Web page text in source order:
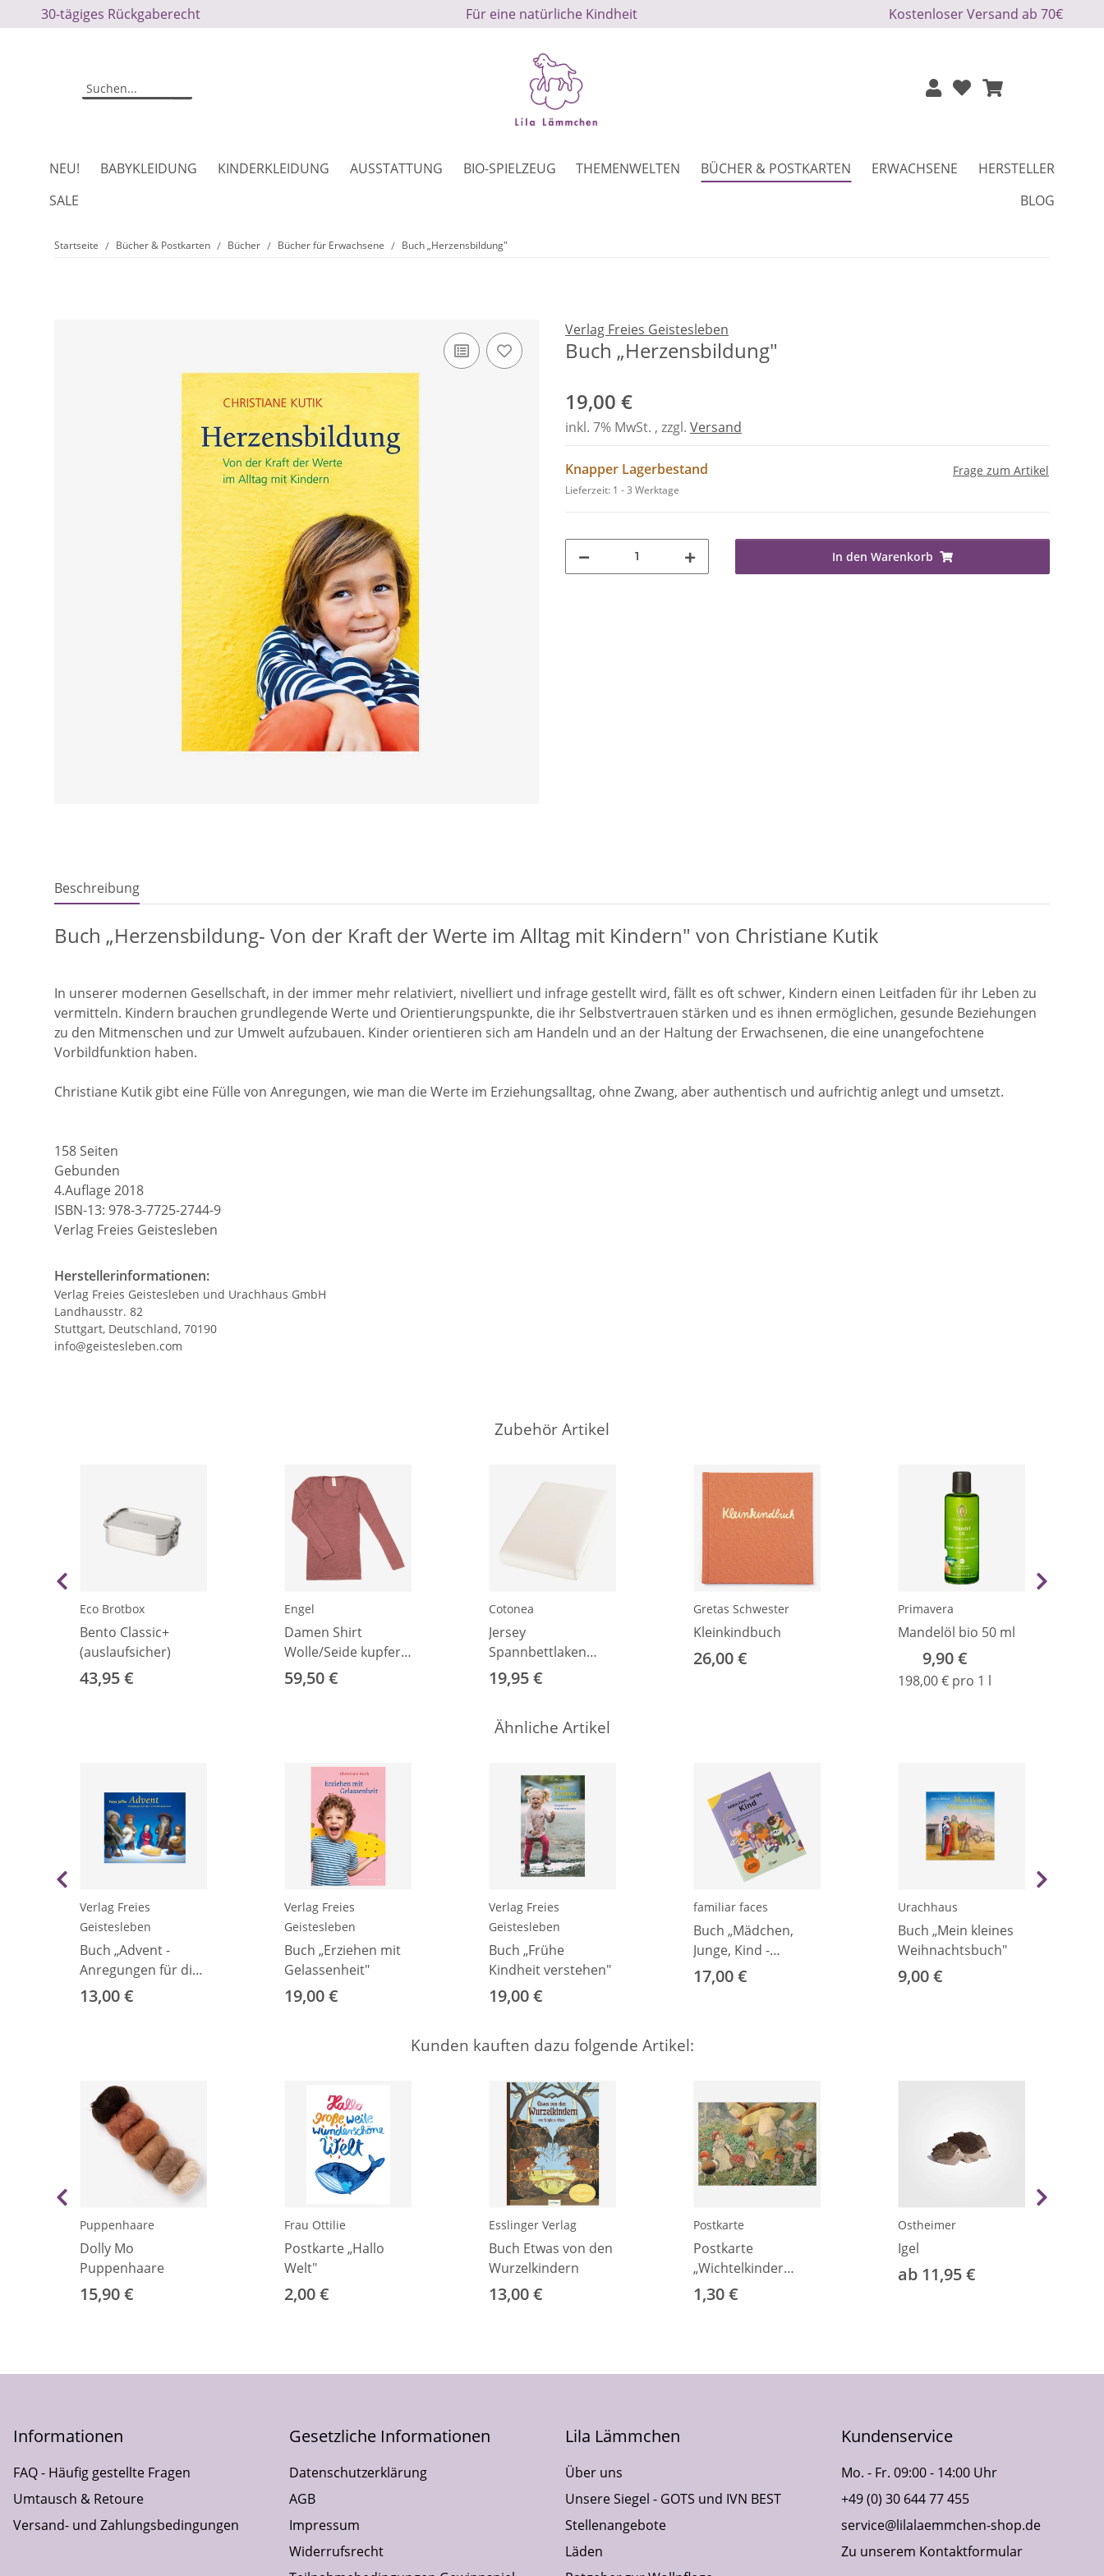
30-tägiges Rückgaberecht Für eine natürliche Kindheit Kostenloser Versand ab 70€
NEU! BABYKLEIDUNG KINDERKLEIDUNG AUSSTATTUNG BIO-SPIELZEUG THEMENWELTEN BÜCHER & POSTKARTEN ERWACHSENE
HERSTELLER
SALE
BLOG
Startseite Bücher & Postkarten Bücher Bücher für Erwachsene Buch „Herzensbildung"
Verlag Freies Geistesleben
Buch „Herzensbildung"
19,00 €
inkl. 7% MwSt. , zzgl. Versand
Knapper Lagerbestand
Lieferzeit: 1 - 3 Werktage
Frage zum Artikel
In den Warenkorb
Beschreibung
Buch „Herzensbildung- Von der Kraft der Werte im Alltag mit Kindern" von Christiane Kutik
In unserer modernen Gesellschaft, in der immer mehr relativiert, nivelliert und infrage gestellt wird, fällt es oft schwer, Kindern einen Leitfaden für ihr Leben zu
vermitteln. Kindern brauchen grundlegende Werte und Orientierungspunkte, die ihr Selbstvertrauen stärken und es ihnen ermöglichen, gesunde Beziehungen
zu den Mitmenschen und zur Umwelt aufzubauen. Kinder orientieren sich am Handeln und an der Haltung der Erwachsenen, die eine unangefochtene
Vorbildfunktion haben.
Christiane Kutik gibt eine Fülle von Anregungen, wie man die Werte im Erziehungsalltag, ohne Zwang, aber authentisch und aufrichtig anlegt und umsetzt.
158 Seiten
Gebunden
4.Auflage 2018
ISBN-13: 978-3-7725-2744-9
Verlag Freies Geistesleben
Herstellerinformationen:
Verlag Freies Geistesleben und Urachhaus GmbH
Landhausstr. 82
Stuttgart, Deutschland, 70190
info@geistesleben.com
Zubehör Artikel
Eco Brotbox
Bento Classic+
(auslaufsicher)
43,95 €
Engel
Damen Shirt
Wolle/Seide kupfer
34/36
59,50 €
Cotonea
Jersey
Spannbettlaken
natur 35x75 cm
19,95 €
Gretas Schwester
Kleinkindbuch
26,00 €
Primavera
Mandelöl bio 50 ml
9,90 €
198,00 € pro 1 l
Ähnliche Artikel
Verlag Freies
Geistesleben
Buch „Advent -
Anregungen für die
Vorweihnachtszeit"
13,00 €
Verlag Freies
Geistesleben
Buch „Erziehen mit
Gelassenheit"
19,00 €
Verlag Freies
Geistesleben
Buch „Frühe
Kindheit verstehen"
19,00 €
familiar faces
Buch „Mädchen,
Junge, Kind -
Geschlechtssensible
Begleitung und
17,00 €
Urachhaus
Buch „Mein kleines
Weihnachtsbuch"
9,00 €
Kunden kauften dazu folgende Artikel:
Puppenhaare
Dolly Mo
Puppenhaare
15,90 €
Frau Ottilie
Postkarte „Hallo
Welt"
2,00 €
Esslinger Verlag
Buch Etwas von den
Wurzelkindern
13,00 €
Postkarte
Postkarte
„Wichtelkinder
Herbst"
1,30 €
Ostheimer
Igel
ab 11,95 €
Informationen
FAQ - Häufig gestellte Fragen
Umtausch & Retoure
Versand- und Zahlungsbedingungen
Gesetzliche Informationen
Datenschutzerklärung
AGB
Impressum
Widerrufsrecht
Lila Lämmchen
Über uns
Unsere Siegel - GOTS und IVN BEST
Stellenangebote
Läden
Kundenservice
Mo. - Fr. 09:00 - 14:00 Uhr
+49 (0) 30 644 77 455
service@lilalaemmchen-shop.de
Zu unserem Kontaktformular